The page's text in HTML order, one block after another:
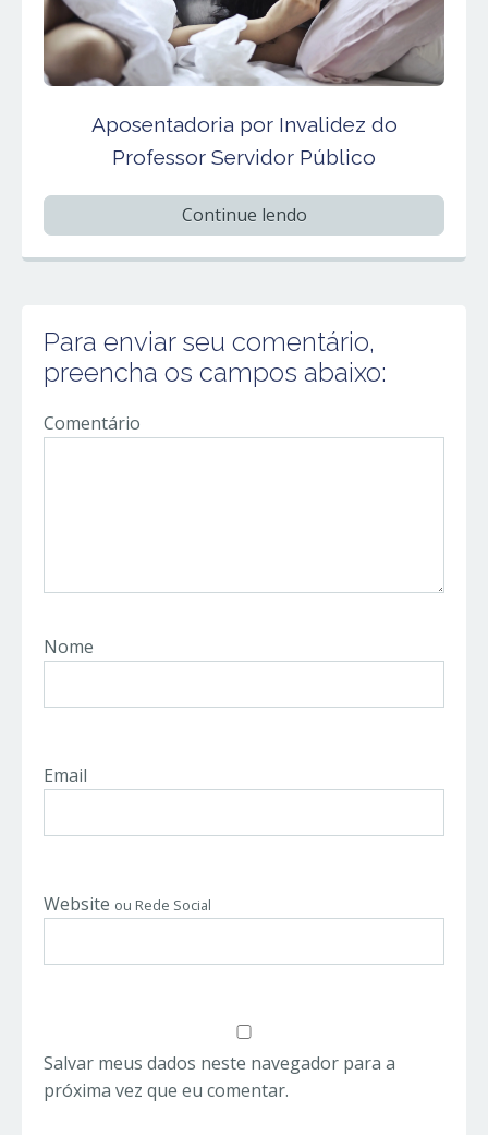
Aposentadoria por Invalidez do
Professor Servidor Público
Continue lendo
Para enviar seu comentário,
preencha os campos abaixo:
Comentário
Nome
Email
Website ou Rede Social
Salvar meus dados neste navegador para a
próxima vez que eu comentar.